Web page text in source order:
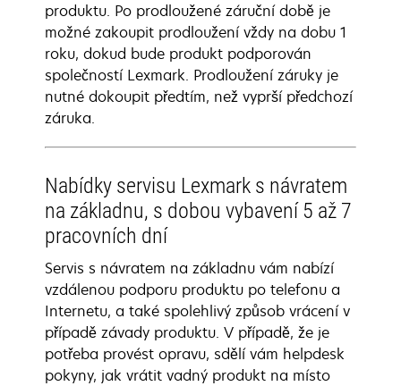
produktu. Po prodloužené záruční době je
možné zakoupit prodloužení vždy na dobu 1
roku, dokud bude produkt podporován
společností Lexmark. Prodloužení záruky je
nutné dokoupit předtím, než vyprší předchozí
záruka.
Nabídky servisu Lexmark s návratem
na základnu, s dobou vybavení 5 až 7
pracovních dní
Servis s návratem na základnu vám nabízí
vzdálenou podporu produktu po telefonu a
Internetu, a také spolehlivý způsob vrácení v
případě závady produktu. V případě, že je
potřeba provést opravu, sdělí vám helpdesk
pokyny, jak vrátit vadný produkt na místo